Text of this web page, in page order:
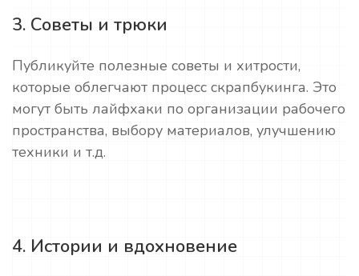
3. Советы и трюки
Публикуйте полезные советы и хитрости,
которые облегчают процесс скрапбукинга. Это
могут быть лайфхаки по организации рабочего
пространства, выбору материалов, улучшению
техники и т.д.
4. Истории и вдохновение